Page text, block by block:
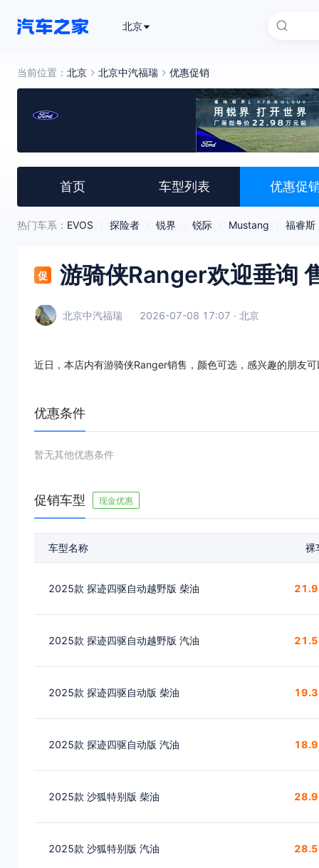
北京
当前位置： 北京 北京中汽福瑞 优惠促销
首页 车型列表 优惠促
热门车系： EVOS 探险者 锐界 锐际 Mustang 福睿斯
促 游骑侠Ranger欢迎垂询
北京中汽福瑞 2026-07-08 17:07 · 北京
近日，本店内有游骑侠Ranger销售，颜色可选，感兴趣的朋友
优惠条件
暂无其他优惠条件
促销车型 现金优惠
车型名称 裸
2025款 探迹四驱自动越野版 柴油
2025款 探迹四驱自动越野版 汽油
2025款 探迹四驱自动版 柴油
2025款 探迹四驱自动版 汽油
2025款 沙狐特别版 柴油
2025款 沙狐特别版 汽油